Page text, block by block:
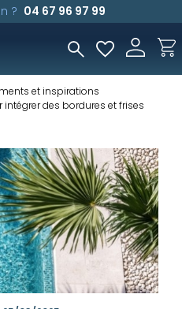
? 04 67 96 97 99
et inspirations
des bordures et frises